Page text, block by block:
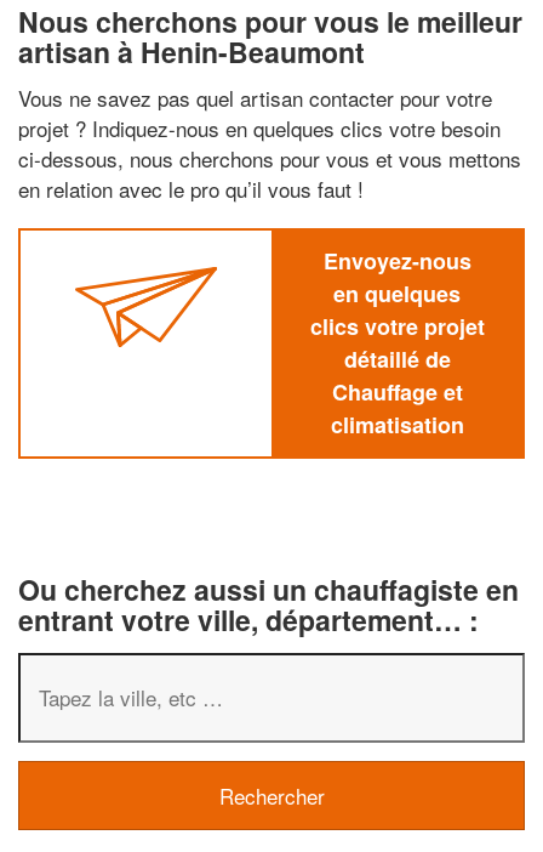
Nous cherchons pour vous le meilleur
artisan à Henin-Beaumont
Vous ne savez pas quel artisan contacter pour votre
projet ? Indiquez-nous en quelques clics votre besoin
ci-dessous, nous cherchons pour vous et vous mettons
en relation avec le pro qu’il vous faut !
Envoyez-nous
en quelques
clics votre projet
détaillé de
Chauffage et
climatisation
Ou cherchez aussi un chauffagiste en
entrant votre ville, département… :